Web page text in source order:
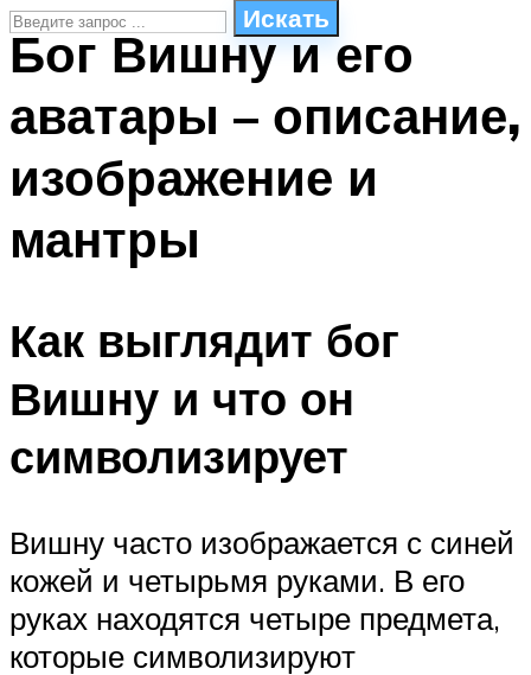
Искать
ПЛАВАНЬЕ ДЛЯ ДЕТЕЙ
БАССЕЙН ДЛЯ ДОМА
Бог Вишну и его
аватары – описание,
изображение и
мантры
Как выглядит бог
Вишну и что он
символизирует
Вишну часто изображается с синей
кожей и четырьмя руками. В его
руках находятся четыре предмета,
которые символизируют